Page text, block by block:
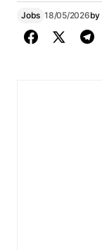
Jobs 18/05/2026by